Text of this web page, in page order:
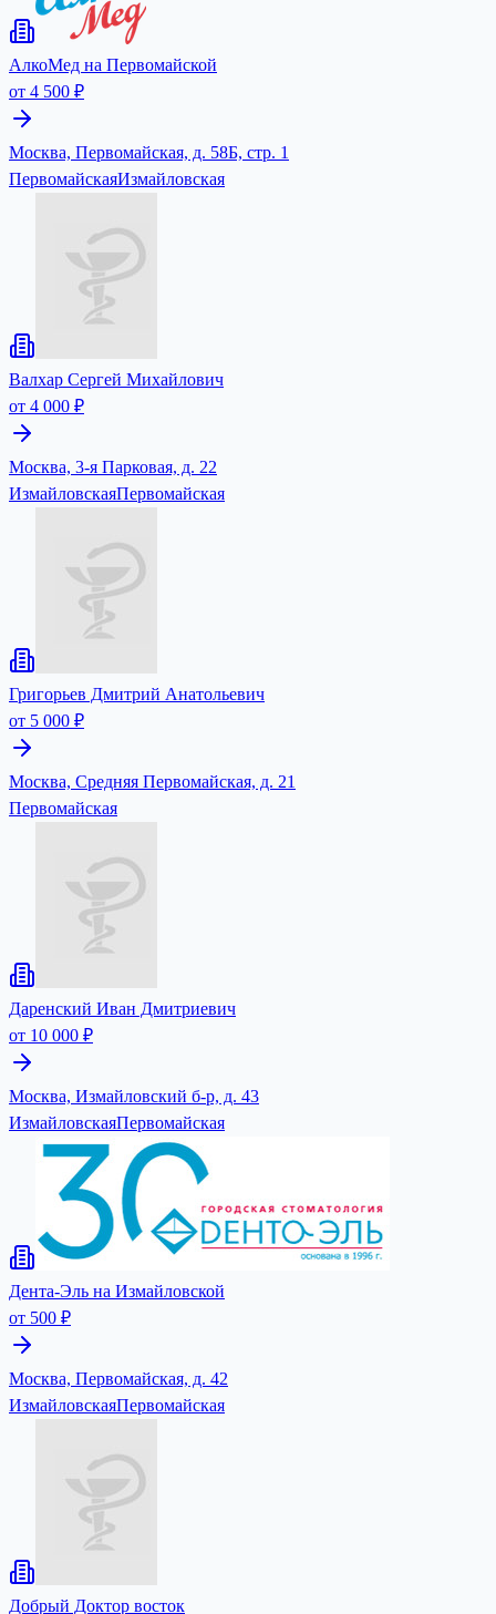
АлкоМед на Первомайской
от 4 500 ₽
Москва, Первомайская, д. 58Б, стр. 1
ПервомайскаяИзмайловская
Валхар Сергей Михайлович
от 4 000 ₽
Москва, 3-я Парковая, д. 22
ИзмайловскаяПервомайская
Григорьев Дмитрий Анатольевич
от 5 000 ₽
Москва, Средняя Первомайская, д. 21
Первомайская
Даренский Иван Дмитриевич
от 10 000 ₽
Москва, Измайловский б-р, д. 43
ИзмайловскаяПервомайская
Дента-Эль на Измайловской
от 500 ₽
Москва, Первомайская, д. 42
ИзмайловскаяПервомайская
Добрый Доктор восток